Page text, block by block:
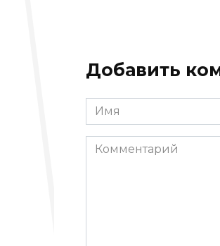
Добавить
Имя
*
Комментарий